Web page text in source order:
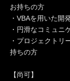
お持ちの方
・VBAを用いた開
・円滑なコミュニ
・プロジェクトリ
持ちの方
【尚可】